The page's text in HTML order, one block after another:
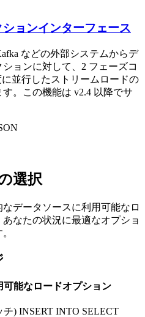
ョンインターフェース
などの外部システムからデ
ョンに対して、2 フェーズコ
並行したストリームロードの
。この機能は v2.4 以降でサ
選択
データソースに利用可能なロ
なたの状況に最適なオプショ
可能なロードオプション
チ) INSERT INTO SELECT